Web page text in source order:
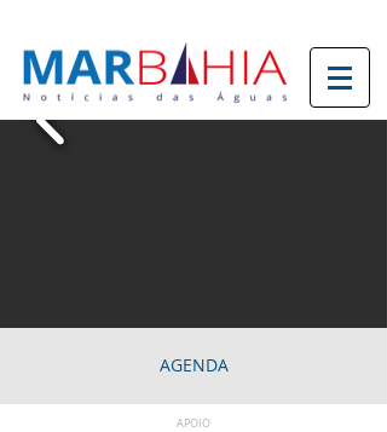
AGENDA
APOIO